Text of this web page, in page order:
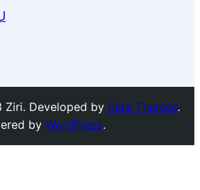
Developed by Rara Themes.
by WordPress.